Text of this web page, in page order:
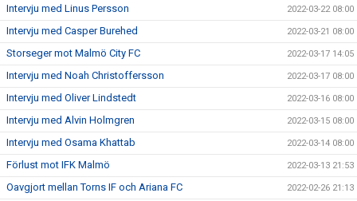
Intervju med Linus Persson 2022-03-22 08:00
Intervju med Casper Burehed 2022-03-21 08:00
Storseger mot Malmö City FC 2022-03-17 14:05
Intervju med Noah Christoffersson 2022-03-17 08:00
Intervju med Oliver Lindstedt 2022-03-16 08:00
Intervju med Alvin Holmgren 2022-03-15 08:00
Intervju med Osama Khattab 2022-03-14 08:00
Förlust mot IFK Malmö 2022-03-13 21:53
Oavgjort mellan Torns IF och Ariana FC 2022-02-26 21:13